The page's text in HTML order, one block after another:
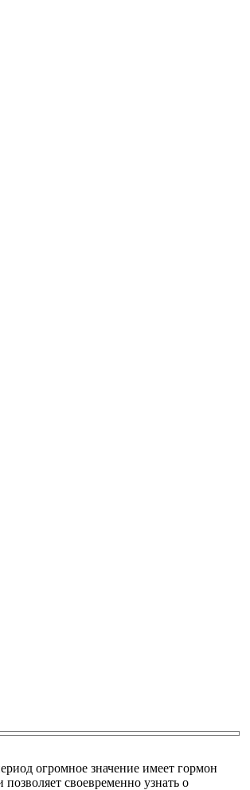
огромное значение имеет гормон
своевременно узнать о